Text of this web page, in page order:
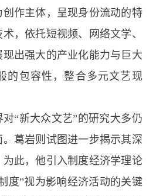
作主体，呈现身份流动的特
，依托短视频、网络文学、
出强大的产业化能力与巨大
的包容性，整合多元文艺现
“新大众文艺”的研究大多仍
葛岩则试图进一步揭示其深
此，他引入制度经济学理论
度”视为影响经济活动的关键